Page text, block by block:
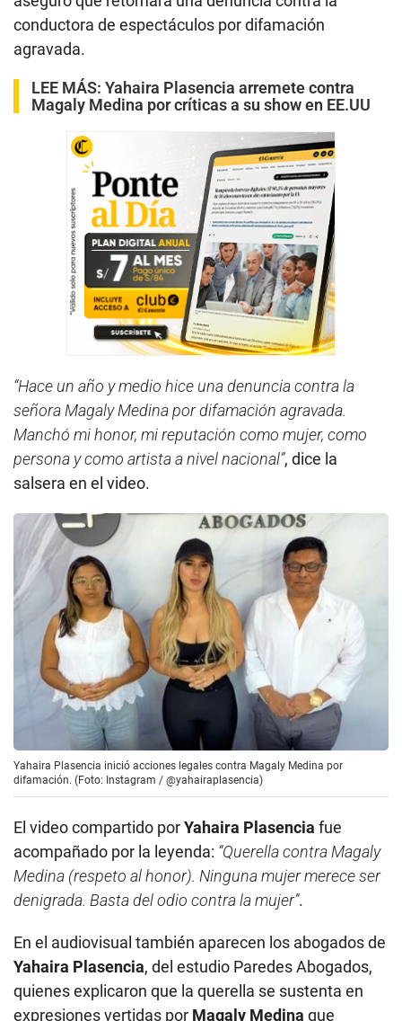
conductora de espectáculos por difamación
agravada.
LEE MÁS: Yahaira Plasencia arremete contra
Magaly Medina por críticas a su show en EE.UU
“Hace un año y medio hice una denuncia contra la
señora Magaly Medina por difamación agravada.
Manchó mi honor, mi reputación como mujer, como
persona y como artista a nivel nacional”, dice la
salsera en el video.
Yahaira Plasencia inició acciones legales contra Magaly Medina por
difamación. (Foto: Instagram / @yahairaplasencia)
El video compartido porYahaira Plasencia fue
acompañado por la leyenda: “Querella contra Magaly
Medina (respeto al honor). Ninguna mujer merece ser
denigrada. Basta del odio contra la mujer”.
En el audiovisual también aparecen los abogados de
Yahaira Plasencia, del estudio Paredes Abogados,
quienes explicaron que la querella se sustenta en
expresiones vertidas por Magaly Medina que